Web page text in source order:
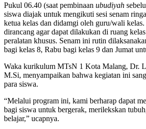
Pukul 06.40 (saat pembinaan ubudiyah
siswa diajak untuk mengikuti sesi senam
ketua kelas dan didamgi oleh guru/wali
dirancang agar dapat dilakukan di ruang
peralatan khusus. Senam ini rutin
bagi kelas 8, Rabu bagi kelas 9 dan Jumat
Waka kurikulum MTsN 1 Kota Malang, Dr.
M.Si, menyampaikan bahwa kegiatan ini
para siswa.
“Melalui program ini, kami berharap dapat
bagi siswa untuk bergerak, merilekskan
belajar,” ucapnya.